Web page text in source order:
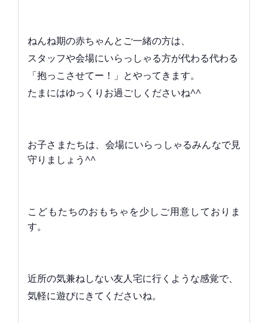
ねんね期の赤ちゃんとご一緒の方は、
スタッフや会場にいらっしゃる方が代わる代わる
「抱っこさせてー！」とやってきます。
たまにはゆっくりお過ごしくださいね^^
お子さまたちは、会場にいらっしゃるみんなで見
守りましょう^^
こどもたちのおもちゃを少しご用意しておりま
す。
近所の気兼ねしない友人宅に行くような感覚で、
気軽に遊びにきてくださいね。